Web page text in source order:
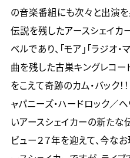
の音楽番組にも次々と出演を
伝説を残したアースシェイカ
ベルであり、「モア」「ラジオ
曲を残した古巣キングレコー
をこえて奇跡のカム・バック！
ャパニーズ・ハードロック／
いアースシェイカーの新たな
ビュー２７年を迎えて、今な